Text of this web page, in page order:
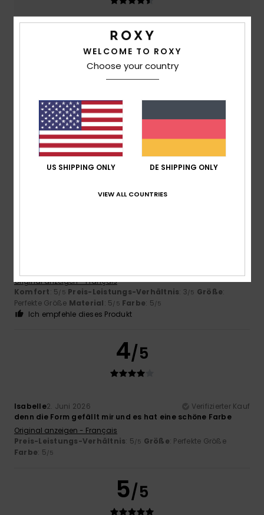
5/5
Verena29. Juni 2026
Sitzt gut, gute Qualität!
Komfort: 5/5 Preis-Leistungs-Verhältnis
Perfekte GrößeMaterial: 5/5 Farbe
Ich empfehle dieses Produkt
5/5
Original anzeigen - Français
Komfort: 5/5 Preis-Leistungs-Verhältnis: 3/5 Größe:
Perfekte Größe Material: 5/5 Farbe: 5/5
Ich empfehle dieses Produkt
4/5
Isabelle2. Juni 2026
Verifizierter Kauf
denn die Form gefällt mir und es hat eine schöne Farbe
Original anzeigen - Français
Preis-Leistungs-Verhältnis: 5/5 Größe: Perfekte Größe
Farbe: 5/5
5/5
WELCOME TO ROXY
Choose your country
US SHIPPING ONLY DE SHIPPING ONLY
VIEW ALL COUNTRIES